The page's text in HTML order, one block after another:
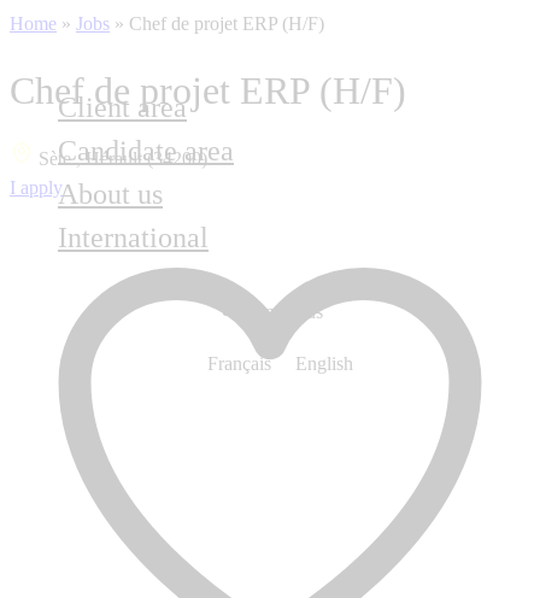
Client area
Candidate area
About us
International
Contact us
Français English
Home » Jobs » Chef de projet ERP (H/F)
Chef de projet ERP (H/F)
Sète , Hérault (34200)
I apply